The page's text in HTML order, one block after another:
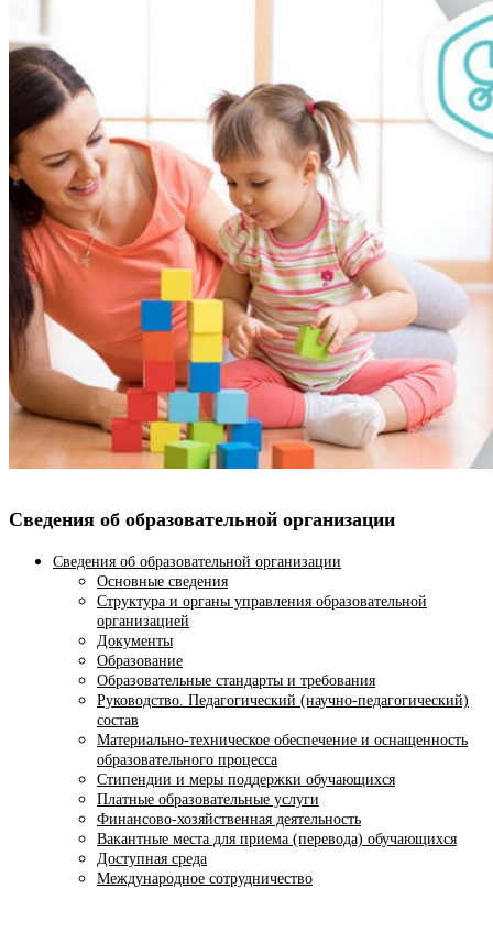
Сведения об образовательной организации
Сведения об образовательной организации
Основные сведения
Структура и органы управления образовательной
организацией
Документы
Образование
Образовательные стандарты и требования
Руководство. Педагогический (научно-педагогический)
состав
Материально-техническое обеспечение и оснащенность
образовательного процесса
Стипендии и меры поддержки обучающихся
Платные образовательные услуги
Финансово-хозяйственная деятельность
Вакантные места для приема (перевода) обучающихся
Доступная среда
Международное сотрудничество